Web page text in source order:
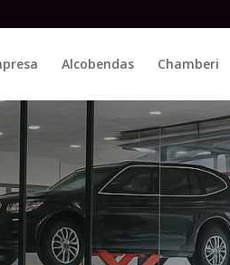
Alcobendas Chamberi